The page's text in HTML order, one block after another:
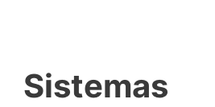
Sistemas